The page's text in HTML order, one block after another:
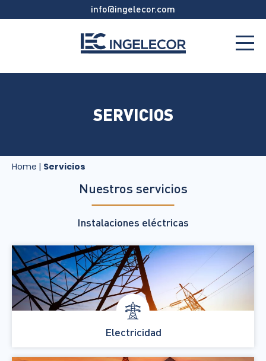
info@ingelecor.com
SERVICIOS
Home | Servicios
Nuestros servicios
Instalaciones eléctricas
Electricidad